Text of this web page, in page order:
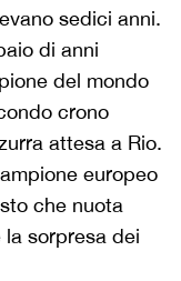
sedici anni.
di anni
del mondo
crono
attesa a Rio.
europeo
che nuota
sorpresa dei